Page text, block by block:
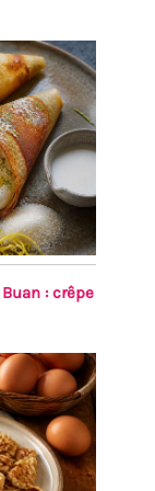
: crêpe